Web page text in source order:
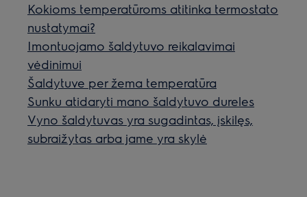
Kokioms temperatūroms atitinka termostato
nustatymai?
Imontuojamo šaldytuvo reikalavimai
vėdinimui
Šaldytuve per žema temperatūra
Sunku atidaryti mano šaldytuvo dureles
Vyno šaldytuvas yra sugadintas, įskilęs,
subraižytas arba jame yra skylė